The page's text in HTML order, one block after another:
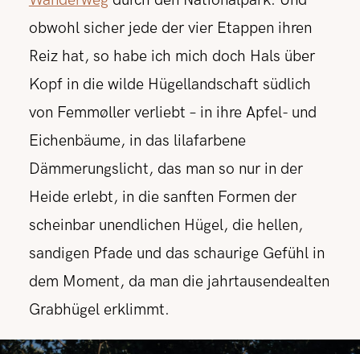
obwohl sicher jede der vier Etappen ihren
Reiz hat, so habe ich mich doch Hals über
Kopf in die wilde Hügellandschaft südlich
von Femmøller verliebt – in ihre Apfel- und
Eichenbäume, in das lilafarbene
Dämmerungslicht, das man so nur in der
Heide erlebt, in die sanften Formen der
scheinbar unendlichen Hügel, die hellen,
sandigen Pfade und das schaurige Gefühl in
dem Moment, da man die jahrtausendealten
Grabhügel erklimmt.